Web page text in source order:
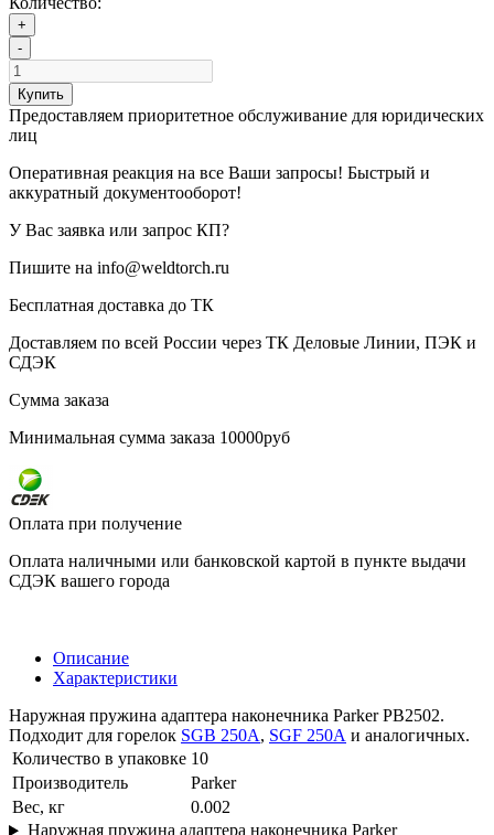
+
-
Купить
Предоставляем приоритетное обслуживание для юридических
лиц
Оперативная реакция на все Ваши запросы! Быстрый и
аккуратный документооборот!
У Вас заявка или запрос КП?
Пишите на info@weldtorch.ru
Бесплатная доставка до ТК
Доставляем по всей России через ТК Деловые Линии, ПЭК и
СДЭК
Сумма заказа
Минимальная сумма заказа 10000руб
Оплата при получение
Оплата наличными или банковской картой в пункте выдачи
СДЭК вашего города
Описание
Характеристики
Наружная пружина адаптера наконечника Parker PB2502.
Подходит для горелок SGB 250A, SGF 250A и аналогичных.
Количество в упаковке 10
Производитель
Parker
Вес, кг
0.002
Наружная пружина адаптера наконечника Parker